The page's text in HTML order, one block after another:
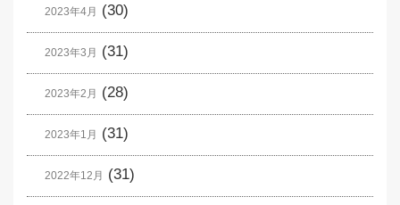
2023年4月 (30)
2023年3月 (31)
2023年2月 (28)
2023年1月 (31)
2022年12月 (31)